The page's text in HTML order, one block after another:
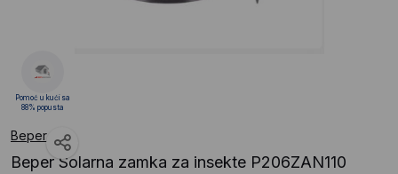
Beper
Beper Solarna zamka za insekte P206ZAN110
Pomoć u kući sa
88% popusta